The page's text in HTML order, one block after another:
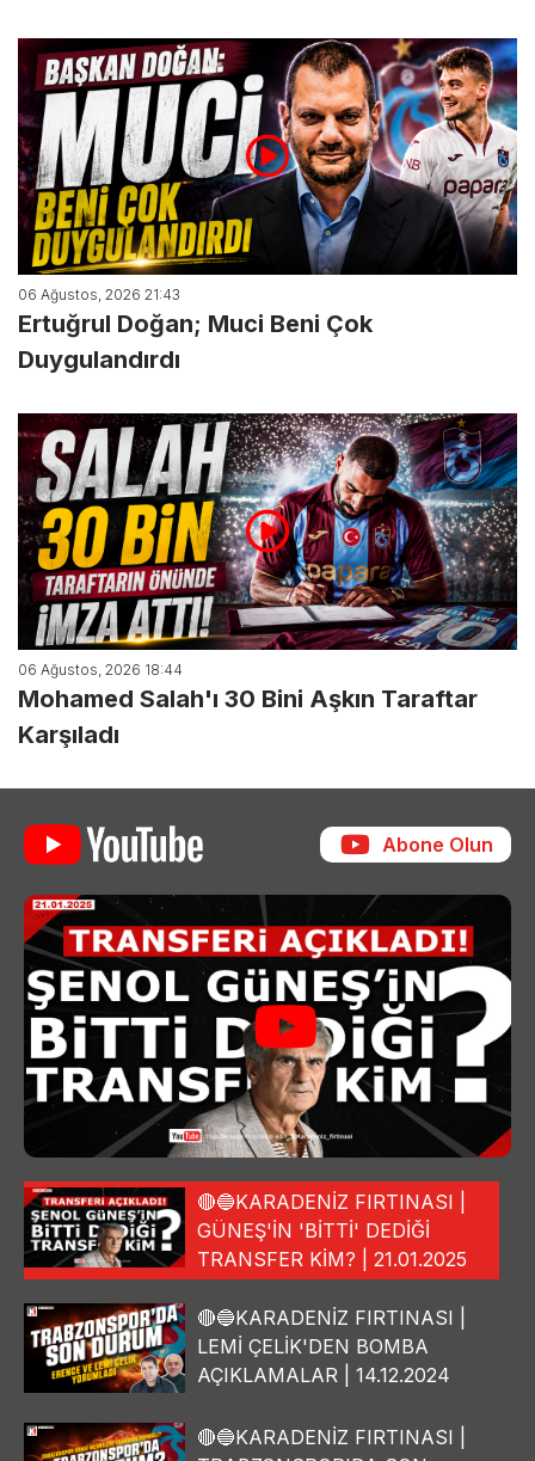
06 Ağustos, 2026 21:43
Ertuğrul Doğan; Muci Beni Çok
Duygulandırdı
06 Ağustos, 2026 18:44
Mohamed Salah'ı 30 Bini Aşkın Taraftar
Karşıladı
Abone Olun
🔴🔵KARADENİZ FIRTINASI |
GÜNEŞ'İN 'BİTTİ' DEDİĞİ
TRANSFER KİM? | 21.01.2025
🔴🔵KARADENİZ FIRTINASI |
LEMİ ÇELİK'DEN BOMBA
AÇIKLAMALAR | 14.12.2024
🔴🔵KARADENİZ FIRTINASI |